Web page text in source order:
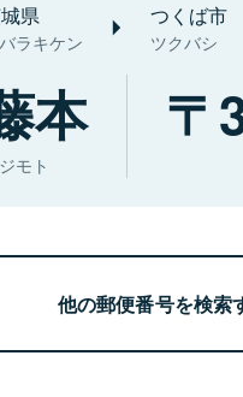
県
ラキケン
つくば市
ツクバシ
本
モト
他の郵便番号を検索